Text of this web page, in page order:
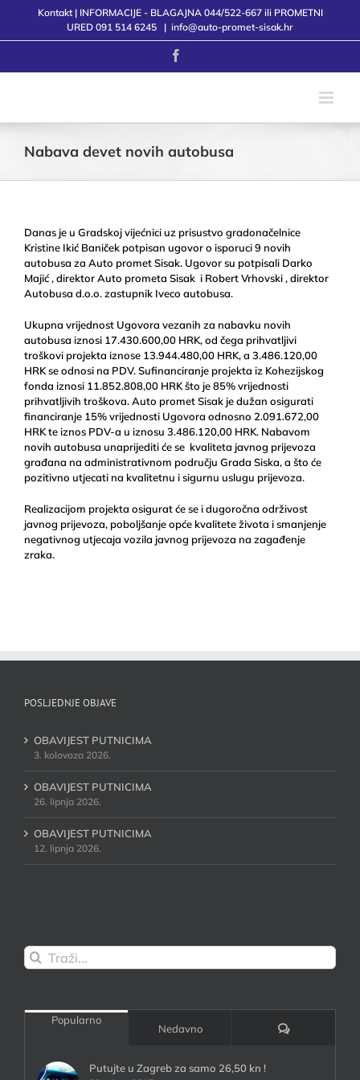
Kontakt | INFORMACIJE - BLAGAJNA 044/522-667 ili PROMETNI
URED 091 514 6245
| info@auto-promet-sisak.hr
Nabava devet novih autobusa
Danas je u Gradskoj vijećnici uz prisustvo gradonačelnice
Kristine Ikić Baniček potpisan ugovor o isporuci 9 novih
autobusa za Auto promet Sisak. Ugovor su potpisali Darko
Majić , direktor Auto prometa Sisak i Robert Vrhovski , direktor
Autobusa d.o.o. zastupnik Iveco autobusa.
Ukupna vrijednost Ugovora vezanih za nabavku novih
autobusa iznosi 17.430.600,00 HRK, od čega prihvatljivi
troškovi projekta iznose 13.944.480,00 HRK, a 3.486.120,00
HRK se odnosi na PDV. Sufinanciranje projekta iz Kohezijskog
fonda iznosi 11.852.808,00 HRK što je 85% vrijednosti
prihvatljivih troškova. Auto promet Sisak je dužan osigurati
financiranje 15% vrijednosti Ugovora odnosno 2.091.672,00
HRK te iznos PDV-a u iznosu 3.486.120,00 HRK. Nabavom
novih autobusa unaprijediti će se kvaliteta javnog prijevoza
građana na administrativnom području Grada Siska, a što će
pozitivno utjecati na kvalitetnu i sigurnu uslugu prijevoza.
Realizacijom projekta osigurat će se i dugoročna održivost
javnog prijevoza, poboljšanje opće kvalitete života i smanjenje
negativnog utjecaja vozila javnog prijevoza na zagađenje
zraka.
POSLJEDNJE OBJAVE
OBAVIJEST PUTNICIMA
3. kolovoza 2026.
OBAVIJEST PUTNICIMA
26. lipnja 2026.
OBAVIJEST PUTNICIMA
12. lipnja 2026.
Traži...
Popularno
Nedavno Komentari:
Putujte u Zagreb za samo 26,50 kn !